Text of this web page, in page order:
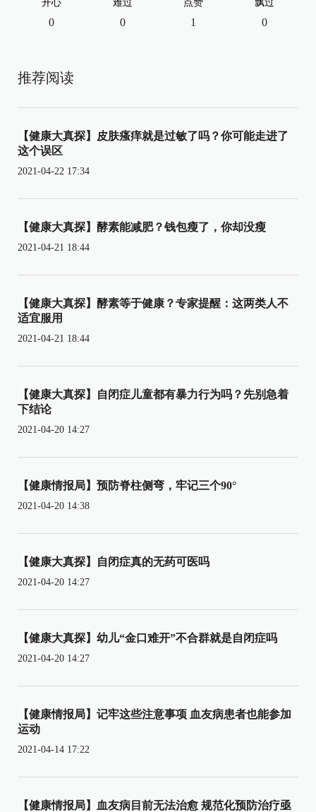
开心
0
难过
0
点赞
1
飘过
0
推荐阅读
【健康大真探】皮肤瘙痒就是过敏了吗？你可能走进了
这个误区
2021-04-22 17:34
【健康大真探】酵素能减肥？钱包瘦了，你却没瘦
2021-04-21 18:44
【健康大真探】酵素等于健康？专家提醒：这两类人不
适宜服用
2021-04-21 18:44
【健康大真探】自闭症儿童都有暴力行为吗？先别急着
下结论
2021-04-20 14:27
【健康情报局】预防脊柱侧弯，牢记三个90°
2021-04-20 14:38
【健康大真探】自闭症真的无药可医吗
2021-04-20 14:27
【健康大真探】幼儿“金口难开”不合群就是自闭症吗
2021-04-20 14:27
【健康情报局】记牢这些注意事项 血友病患者也能参加
运动
2021-04-14 17:22
【健康情报局】血友病目前无法治愈 规范化预防治疗亟